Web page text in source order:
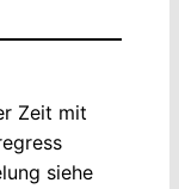
Zeit mit
siehe